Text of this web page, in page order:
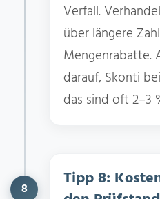
Verfall.
über längere
Mengenrabatte.
darauf, Skonti
das sind oft 2–3
8
Tipp 8: